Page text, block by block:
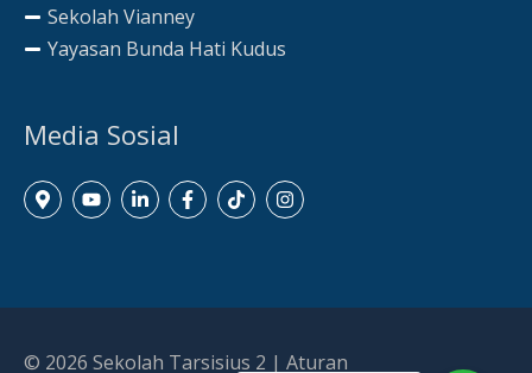
Sekolah Vianney
Yayasan Bunda Hati Kudus
Media Sosial
© 2026 Sekolah Tarsisius 2 | Aturan